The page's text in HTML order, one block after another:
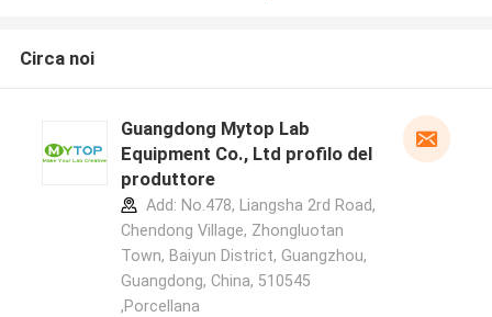
Circa noi
Guangdong Mytop Lab
Equipment Co., Ltd profilo del
produttore
Add: No.478, Liangsha 2rd Road,
Chendong Village, Zhongluotan
Town, Baiyun District, Guangzhou,
Guangdong, China, 510545
,Porcellana